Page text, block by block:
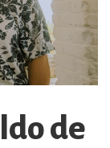
de